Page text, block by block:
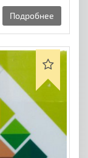
Подробнее